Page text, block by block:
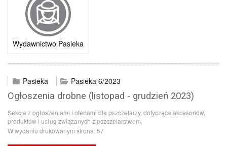
Wydawnictwo Pasieka
Pasieka Pasieka 6/2023
Ogłoszenia drobne (listopad - grudzień 2023)
Sekcja z ogłoszeniami i ofertami dla pszczelarzy, dotycząca akcesoriów,
produktów i usług związanych z pszczelarstwem.
W wydaniu drukowanym strona:57